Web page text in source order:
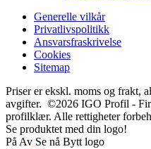
Generelle vilkår
Privatlivspolitikk
Ansvarsfraskrivelse
Cookies
Sitemap
Priser er ekskl. moms og frakt,
avgifter. ©2026 IGO Profil -
profilklær. Alle rettigheter
Se produktet med din logo!
På Av Se nå Bytt logo